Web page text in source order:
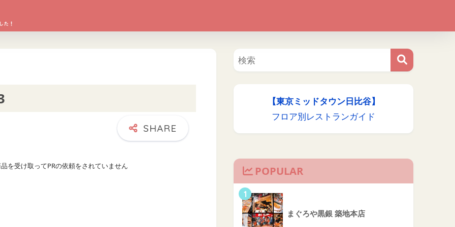
を受け取ってPRの依頼をされていません
【東京ミッドタウン日比谷】
フロア別レストランガイド
POPULAR
1
まぐろや黒銀 築地本店